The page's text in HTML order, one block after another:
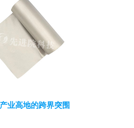
业高地的跨界突围